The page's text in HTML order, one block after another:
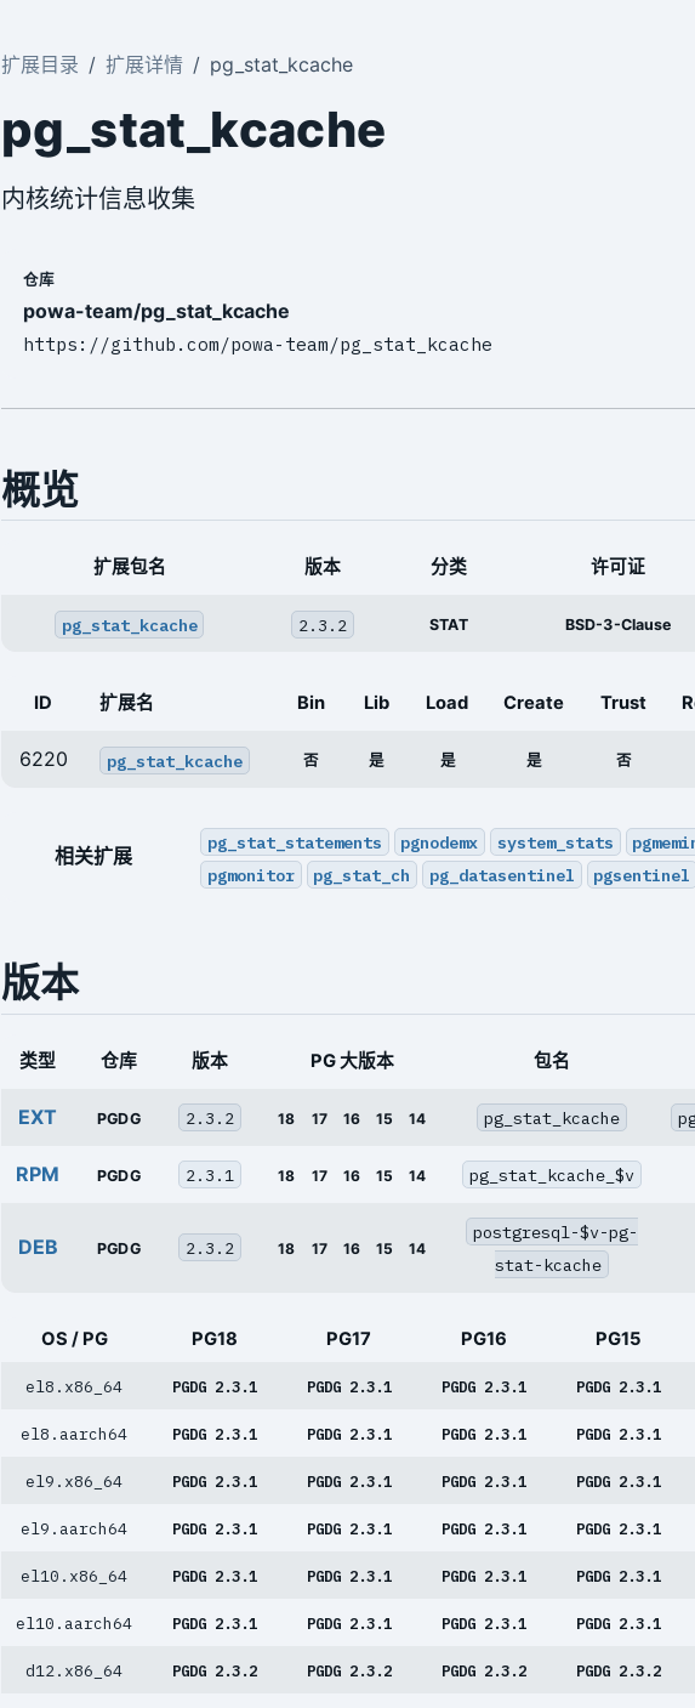
扩展目录 扩展详情 pg_stat_kcache
pg_stat_kcache
内核统计信息收集
仓库
powa-team/pg_stat_kcache
https://github.com/powa-team/pg_stat_kcache
概览
扩展包名 版本 分类 许可证
pg_stat_kcache 2.3.2 STAT BSD-3-Clause
ID 扩展名 Bin Lib Load Create Trust
6220 pg_stat_kcache 否 是 是 是 否
相关扩展
pg_stat_statements pgnodemx system_stats
pgmonitor
pg_stat_ch pg_datasentinel pgsentinel
版本
类型 仓库 版本 PG 大版本 包名
EXT PGDG 2.3.2 18 17 16 15 14 pg_stat_kcache
RPM PGDG 2.3.1 18 17 16 15 14 pg_stat_kcache_$v
DEB PGDG 2.3.2 18 17 16 15 14
postgresql-$v-pg-
stat-kcache
OS / PG PG18 PG17 PG16 PG15
el8.x86_64 PGDG 2.3.1 PGDG 2.3.1 PGDG 2.3.1 PGDG 2.3.1
el8.aarch64 PGDG 2.3.1 PGDG 2.3.1 PGDG 2.3.1 PGDG 2.3.1
el9.x86_64 PGDG 2.3.1 PGDG 2.3.1 PGDG 2.3.1 PGDG 2.3.1
el9.aarch64 PGDG 2.3.1 PGDG 2.3.1 PGDG 2.3.1 PGDG 2.3.1
el10.x86_64 PGDG 2.3.1 PGDG 2.3.1 PGDG 2.3.1 PGDG 2.3.1
el10.aarch64 PGDG 2.3.1 PGDG 2.3.1 PGDG 2.3.1 PGDG 2.3.1
d12.x86_64 PGDG 2.3.2 PGDG 2.3.2 PGDG 2.3.2 PGDG 2.3.2